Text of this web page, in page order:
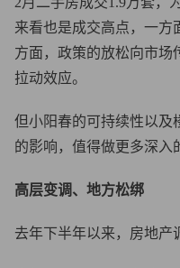
来看也是成交高点，一方
方面，政策的放松向市场
拉动效应。
但小阳春的可持续性以及
的影响，值得做更多深入
高层变调、地方松绑
去年下半年以来，房地产